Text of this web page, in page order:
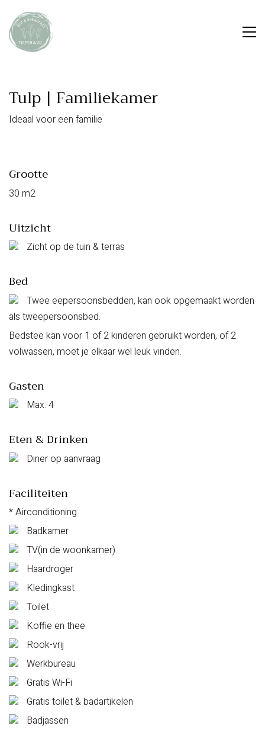
Tulp | Familiekamer
Ideaal voor een familie
Grootte
30 m2
Uitzicht
Zicht op de tuin & terras
Bed
Twee eepersoonsbedden, kan ook opgemaakt worden
als tweepersoonsbed.
Bedstee kan voor 1 of 2 kinderen gebruikt worden, of 2
volwassen, moet je elkaar wel leuk vinden.
Gasten
Max. 4
Eten & Drinken
Diner op aanvraag
Faciliteiten
* Airconditioning
Badkamer
TV(in de woonkamer)
Haardroger
Kledingkast
Toilet
Koffie en thee
Rook-vrij
Werkbureau
Gratis Wi-Fi
Gratis toilet & badartikelen
Badjassen